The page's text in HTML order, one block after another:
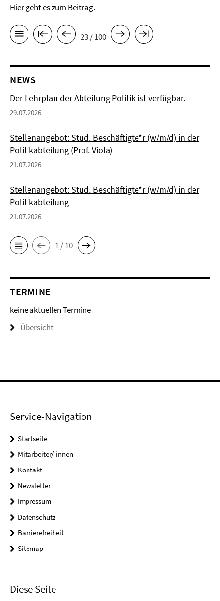
Hiergeht es zum Beitrag.
23 / 100
NEWS
Der Lehrplan der Abteilung Politik ist verfügbar.
29.07.2026
Stellenangebot: Stud. Beschäftigte*r (w/m/d) in der
Politikabteilung (Prof. Viola)
21.07.2026
Stellenangebot: Stud. Beschäftigte*r (w/m/d) in der
Politikabteilung
21.07.2026
1 / 10
TERMINE
keine aktuellen Termine
Übersicht
Service-Navigation
Startseite
Mitarbeiter/-innen
Kontakt
Newsletter
Impressum
Datenschutz
Barrierefreiheit
Sitemap
Diese Seite